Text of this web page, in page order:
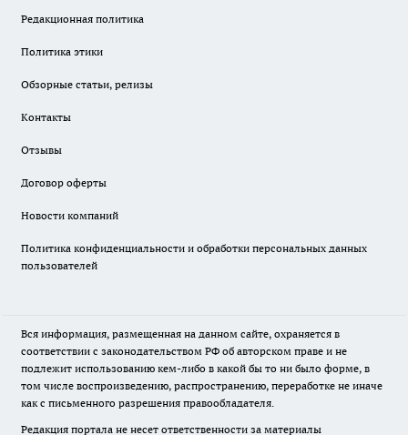
Редакционная политика
Политика этики
Обзорные статьи, релизы
Контакты
Отзывы
Договор оферты
Новости компаний
Политика конфиденциальности и обработки персональных данных
пользователей
Вся информация, размещенная на данном сайте, охраняется в
соответствии с законодательством РФ об авторском праве и не
подлежит использованию кем-либо в какой бы то ни было форме, в
том числе воспроизведению, распространению, переработке не иначе
как с письменного разрешения правообладателя.
Редакция портала не несет ответственности за материалы